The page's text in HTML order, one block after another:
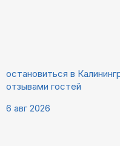
остановиться в
отзывами гостей
6 авг 2026